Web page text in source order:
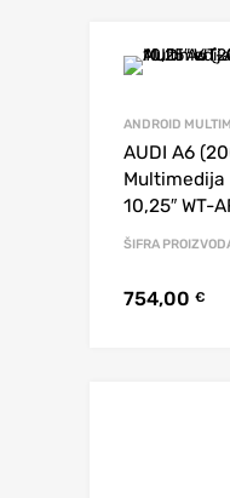
ANDROID
AUDI A6
Multimedija
10,25″ WT-
ŠIFRA
754,00 €